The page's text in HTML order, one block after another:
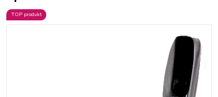
TOP produkt